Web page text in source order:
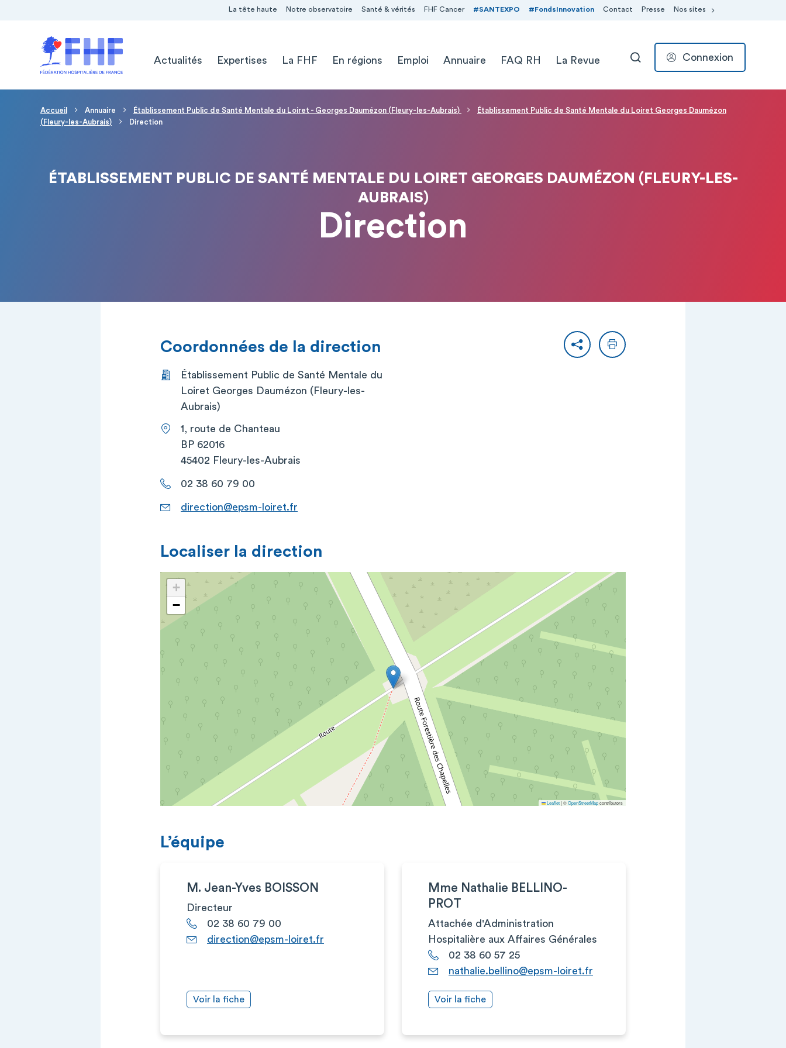
La tête haute Notre observatoire Santé & vérités FHF Cancer #SANTEXPO #FondsInnovation Contact Presse Nos sites
Actualités
Expertises La FHF En régions Emploi Annuaire FAQ RH La Revue RECHERCHER
Connexion
Fil d'Ariane
Accueil Annuaire Établissement Public de Santé Mentale du Loiret - Georges Daumézon (Fleury-les-Aubrais)
Établissement Public de Santé Mentale du Loiret Georges Daumézon
(Fleury-les-Aubrais)
Direction
ÉTABLISSEMENT PUBLIC DE SANTÉ MENTALE DU LOIRET GEORGES DAUMÉZON (FLEURY-LES-
AUBRAIS)
Direction
PartagerImprimer
Coordonnées de la direction
Établissement Public de Santé Mentale du
Loiret Georges Daumézon (Fleury-les-
Aubrais)
1, route de Chanteau
BP 62016
45402 Fleury-les-Aubrais
02 38 60 79 00
direction@epsm-loiret.fr
Localiser la direction
+
−
Leaflet|©OpenStreetMapcontributors
L’équipe
M. Jean-Yves BOISSON
Directeur
02 38 60 79 00
direction@epsm-loiret.fr
Voir la fiche
Mme Nathalie BELLINO-
PROT
Attachée d'Administration
Hospitalière aux Affaires Générales
02 38 60 57 25
nathalie.bellino@epsm-loiret.fr
Voir la fiche